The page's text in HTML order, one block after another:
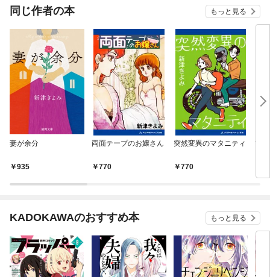
同じ作者の本 もっと見る
妻が余分
935
両面テープのお嬢さん
770
突然変異のマタニティ
770
ひ
KADOKAWAのおすすめ本 もっと見る